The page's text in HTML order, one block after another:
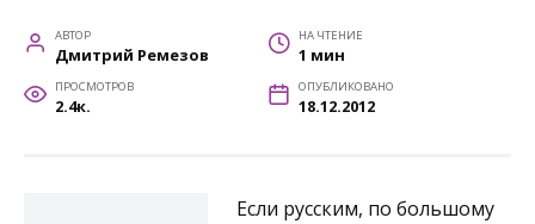
АВТОР
Дмитрий Ремезов
НА ЧТЕНИЕ
1 мин
ПРОСМОТРОВ
2.4к.
ОПУБЛИКОВАНО
18.12.2012
Если русским, по большому